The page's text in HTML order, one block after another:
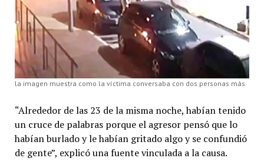
la imagen muestra como la víctima conversaba con dos personas más
“Alrededor de las 23 de la misma noche, habían tenido
un cruce de palabras porque el agresor pensó que lo
habían burlado y le habían gritado algo y se confundió
de gente”, explicó una fuente vinculada a la causa.